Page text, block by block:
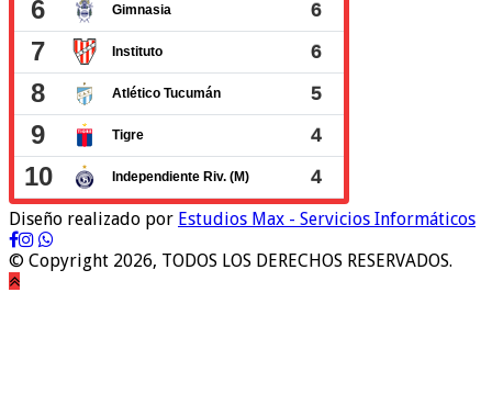
Diseño realizado por Estudios Max - Servicios Informáticos
© Copyright 2026, TODOS LOS DERECHOS RESERVADOS.